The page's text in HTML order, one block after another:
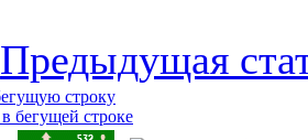
Предыдущая